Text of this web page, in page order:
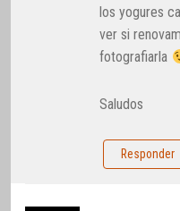
los yogures
ver si
fotografiarla
Saludos
Responder